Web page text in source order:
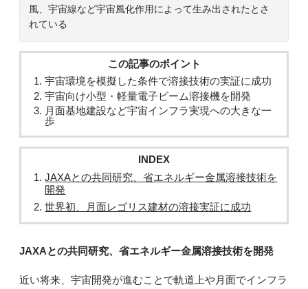
風、宇宙線など宇宙風化作用によって生み出されたとさ
れている
この記事のポイント
宇宙環境を模擬した条件で溶接技術の実証に成功
宇宙向け小型・軽量電子ビーム溶接機を開発
月面基地建設など宇宙インフラ実現への大きな一
歩
INDEX
JAXAとの共同研究、省エネルギー金属溶接技術を
開発
世界初、月面レゴリス建材の溶接実証に成功
JAXAとの共同研究、省エネルギー金属溶接技術を開発
近い将来、宇宙開発が進むことで軌道上や月面でインフラ